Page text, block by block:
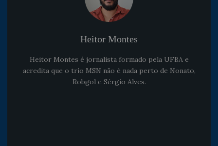
Heitor Montes
Heitor Montes é jornalista formado pela UFBA e
acredita que o trio MSN não é nada perto de Nonato,
Robgol e Sérgio Alves.